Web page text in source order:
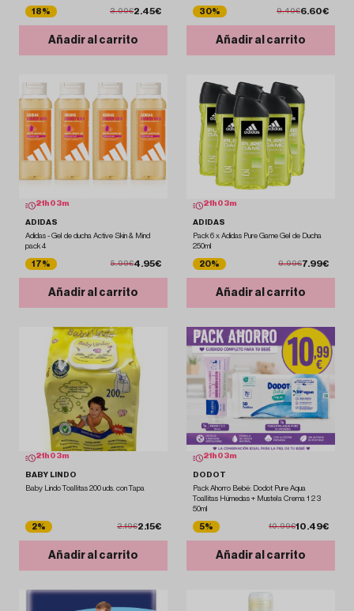
18% 3.00€2.45€
Añadir al carrito
30% 9.40€6.60€
Añadir al carrito
21 h 03m
ADIDAS
Adidas - Gel de ducha Active Skin & Mind
pack 4
17% 5.99€4.95€
Añadir al carrito
21 h 03m
ADIDAS
Pack 6 x Adidas Pure Game Gel de Ducha
250ml
20% 9.99€7.99€
Añadir al carrito
21 h 03m
BABY LINDO
Baby Lindo Toallitas 200 uds. con Tapa
2% 2.19€2.15€
Añadir al carrito
21 h 03m
DODOT
Pack Ahorro Bebé: Dodot Pure Aqua
Toallitas Húmedas + Mustela Crema 1 2 3
50ml
5% 10.99€10.49€
Añadir al carrito